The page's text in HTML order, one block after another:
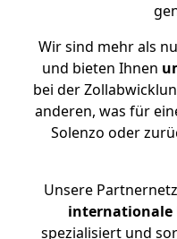
Wir sind mehr als
und bieten Ihnen
bei der
anderen, was für
Solenzo oder
Unsere
internationale
spezialisiert und